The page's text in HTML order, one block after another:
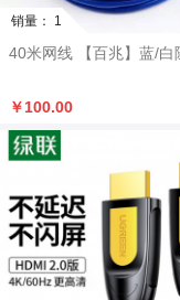
销量： 1
40米网线 【百兆】蓝/白
￥100.00